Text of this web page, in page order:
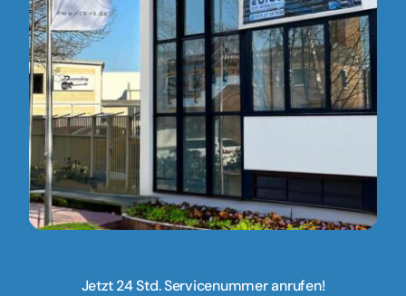
Jetzt 24 Std. Servicenummer anrufen!